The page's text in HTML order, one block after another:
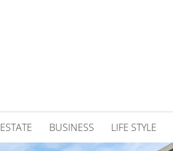
ESTATE BUSINESS LIFE STYLE